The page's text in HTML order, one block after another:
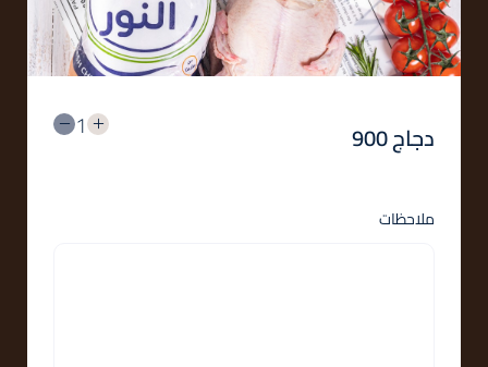
دجاج 900 1
ملاحظات